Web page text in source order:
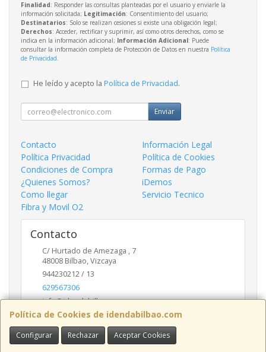
Política de Cookies de idendabilbao.com
Configurar Rechazar Aceptar Cookies
Finalidad: Responder las consultas planteadas por el usuario y enviarle la
información solicitada; Legitimación: Consentimiento del usuario;
Destinatarios: Solo se realizan cesiones si existe una obligación legal;
Derechos: Acceder, rectificar y suprimir, así como otros derechos, como se
indica en la información adicional; Información Adicional: Puede
consultar la información completa de Protección de Datos en nuestra Política
de Privacidad.
He leído y acepto la Política de Privacidad.
Enviar
Contacto
Información Legal
Política Privacidad
Política de Cookies
Condiciones de Compra
Formas de Pago
¿Quienes Somos?
iDemos
Como llegar
Servicio Tecnico
Fibra y Movil O2
Contacto
C/ Hurtado de Amezaga , 7
48008 Bilbao,Vizcaya
944230212 / 13
629567306
info@idendabilbao.com
Horario